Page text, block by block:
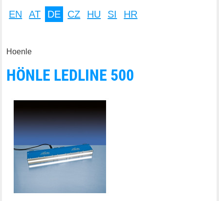
EN AT DE CZ HU SI HR
Hoenle
HÖNLE LEDLINE 500